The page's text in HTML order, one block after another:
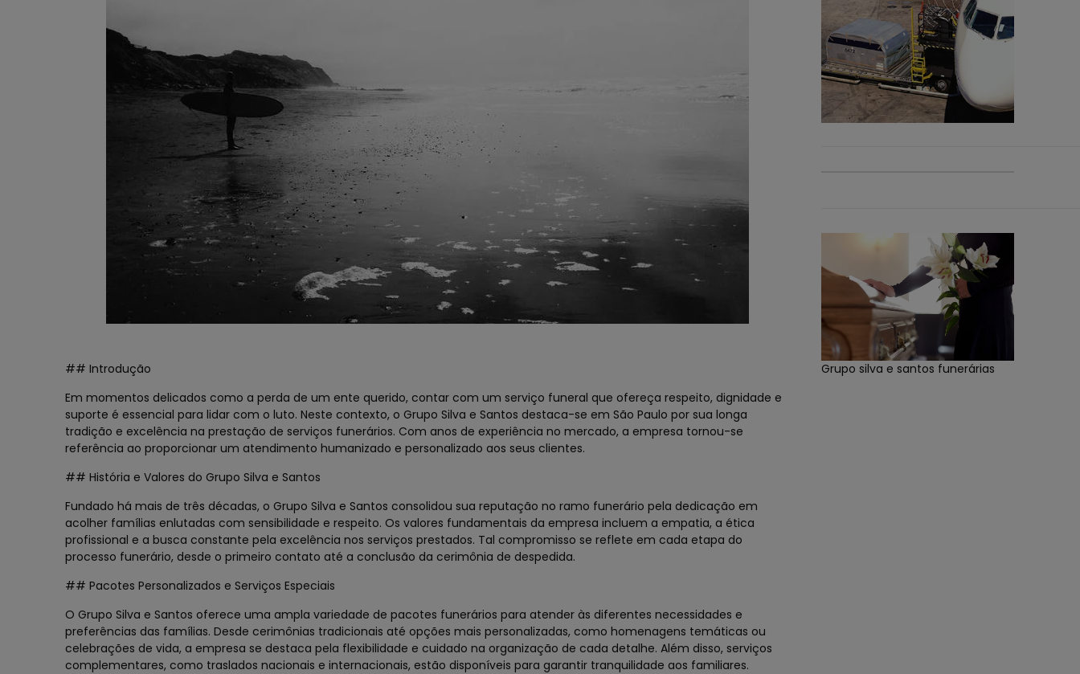
## Introdução
Em momentos delicados como a perda de um ente querido, contar com um serviço funeral que ofereça respeito, dignidade e
suporte é essencial para lidar com o luto. Neste contexto, o Grupo Silva e Santos destaca-se em São Paulo por sua longa
tradição e excelência na prestação de serviços funerários. Com anos de experiência no mercado, a empresa tornou-se
referência ao proporcionar um atendimento humanizado e personalizado aos seus clientes.
## História e Valores do Grupo Silva e Santos
Fundado há mais de três décadas, o Grupo Silva e Santos consolidou sua reputação no ramo funerário pela dedicação em
acolher famílias enlutadas com sensibilidade e respeito. Os valores fundamentais da empresa incluem a empatia, a ética
profissional e a busca constante pela excelência nos serviços prestados. Tal compromisso se reflete em cada etapa do
processo funerário, desde o primeiro contato até a conclusão da cerimônia de despedida.
## Pacotes Personalizados e Serviços Especiais
O Grupo Silva e Santos oferece uma ampla variedade de pacotes funerários para atender às diferentes necessidades e
preferências das famílias. Desde cerimônias tradicionais até opções mais personalizadas, como homenagens temáticas ou
celebrações de vida, a empresa se destaca pela flexibilidade e cuidado na organização de cada detalhe. Além disso, serviços
complementares, como traslados nacionais e internacionais, estão disponíveis para garantir tranquilidade aos familiares.
Grupo silva e santos funerárias